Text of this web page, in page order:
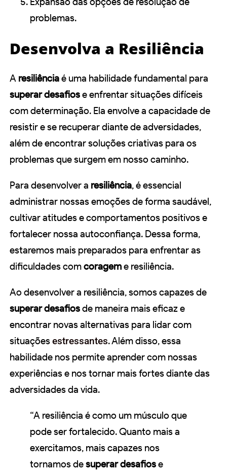
problemas.
Desenvolva a Resiliência
A resiliênciaé uma habilidade fundamental para
superar desafiose enfrentar situações difíceis
com determinação. Ela envolve a capacidade de
resistir e se recuperar diante de adversidades,
além de encontrar soluções criativas para os
problemas que surgem em nosso caminho.
Para desenvolver a resiliência, é essencial
administrar nossas emoções de forma saudável,
cultivar atitudes e comportamentos positivos e
fortalecer nossa autoconfiança. Dessa forma,
estaremos mais preparados para enfrentar as
dificuldades comcorageme resiliência.
Ao desenvolver a resiliência, somos capazes de
superar desafiosde maneira mais eficaz e
encontrar novas alternativas para lidar com
situaçõesestressantes. Além disso, essa
habilidade nos permite aprender com nossas
experiências e nos tornar mais fortes diante das
adversidades da vida.
“A resiliência é como um músculo que
pode ser fortalecido. Quanto mais a
exercitamos, mais capazes nos
tornamos desuperar desafiose